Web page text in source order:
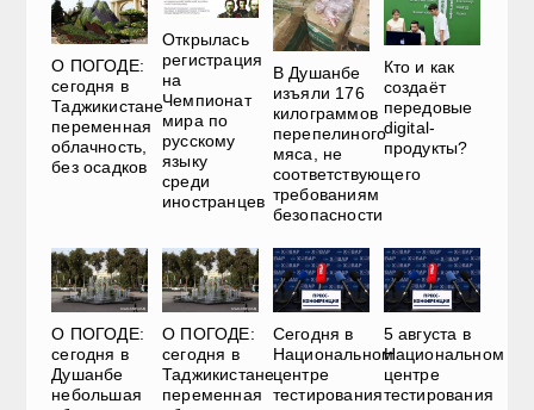
О ПОГОДЕ:
сегодня в
Таджикистане
переменная
облачность,
без осадков
Открылась
регистрация
на
Чемпионат
мира по
русскому
языку
среди
иностранцев
В Душанбе
изъяли 176
килограммов
перепелиного
мяса, не
соответствующего
требованиям
безопасности
Кто и как
создаёт
передовые
digital-
продукты?
О ПОГОДЕ:
сегодня в
Душанбе
небольшая
О ПОГОДЕ:
сегодня в
Таджикистане
переменная
Сегодня в
Национальном
центре
тестирования
5 августа в
Национальном
центре
тестирования